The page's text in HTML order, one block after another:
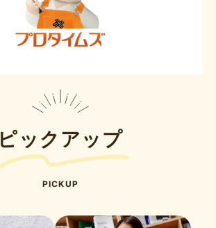
ピックアップ
PICKUP